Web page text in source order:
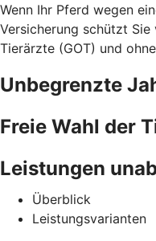
Wenn Ihr Pferd wegen
Versicherung schützt
Tierärzte (GOT) und
Unbegrenzte
Freie Wahl der
Leistungen
Überblick
Leistungsvarianten